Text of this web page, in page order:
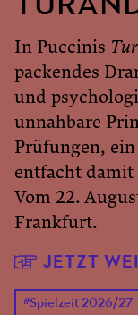
In Puccinis
packendes
und
unnahbare
Prüfungen,
entfacht
Vom 22.
Frankfurt.
JETZT
#Spielzeit 2026/27